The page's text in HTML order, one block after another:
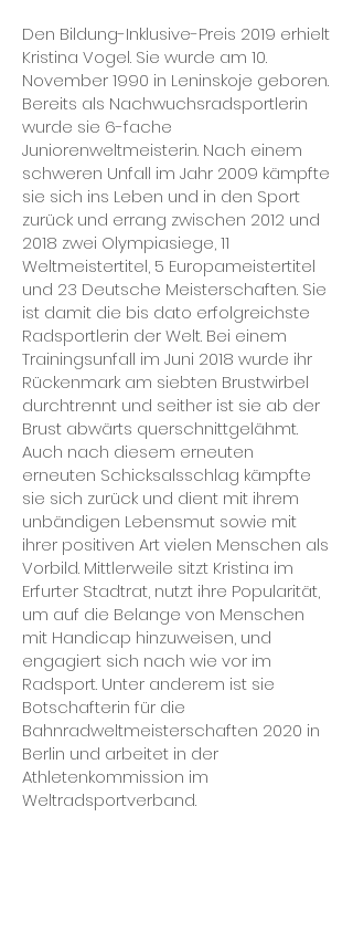
Den Bildung-Inklusive-Preis 2019 erhielt
Kristina Vogel. Sie wurde am 10.
November 1990 in Leninskoje geboren.
Bereits als Nachwuchsradsportlerin
wurde sie 6-fache
Juniorenweltmeisterin. Nach einem
schweren Unfall im Jahr 2009 kämpfte
sie sich ins Leben und in den Sport
zurück und errang zwischen 2012 und
2018 zwei Olympiasiege, 11
Weltmeistertitel, 5 Europameistertitel
und 23 Deutsche Meisterschaften. Sie
ist damit die bis dato erfolgreichste
Radsportlerin der Welt. Bei einem
Trainingsunfall im Juni 2018 wurde ihr
Rückenmark am siebten Brustwirbel
durchtrennt und seither ist sie ab der
Brust abwärts querschnittgelähmt.
Auch nach diesem erneuten
erneuten Schicksalsschlag kämpfte
sie sich zurück und dient mit ihrem
unbändigen Lebensmut sowie mit
ihrer positiven Art vielen Menschen als
Vorbild. Mittlerweile sitzt Kristina im
Erfurter Stadtrat, nutzt ihre Popularität,
um auf die Belange von Menschen
mit Handicap hinzuweisen, und
engagiert sich nach wie vor im
Radsport. Unter anderem ist sie
Botschafterin für die
Bahnradweltmeisterschaften 2020 in
Berlin und arbeitet in der
Athletenkommission im
Weltradsportverband.